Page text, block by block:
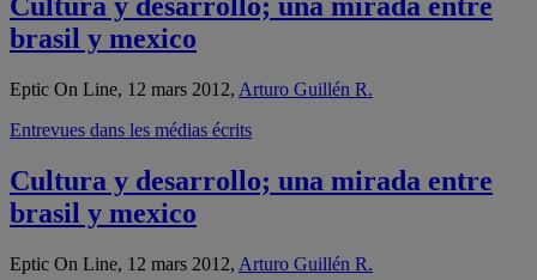
brasil y mexico
Eptic On Line, 12 mars 2012, Arturo Guillén R.
Entrevues dans les médias écrits
Cultura y desarrollo; una mirada entre
brasil y mexico
Eptic On Line, 12 mars 2012, Arturo Guillén R.